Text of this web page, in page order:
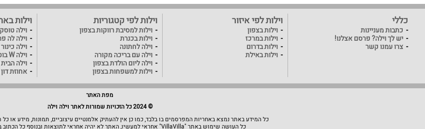
כללי
כתבות מעניינות
יש לך וילה? פרסם אצלנו!
צרו עמנו קשר
וילות לפי איזור
וילות בצפון
וילות במרכז
וילות בדרום
וילות באילת
וילות לפי קטגוריות
וילות למסיבת רווקות בצפון
וילות בכנרת
וילה לחתונה
וילה עם בריכה מקורה
וילה ליום הולדת בצפון
וילות למשפחות בצפון
וילות
וילה
וילה לה
וילה
וילה W בוטיק
וילה
אחוזת
מפת האתר
© 2024 כל הזכויות שמורות לאתר וילה וילה
כל המידע באתר נמצא באחריות המפרסמים בו בלבד, כמו כן אין להעתיק אלמנטיים עיצוביים, תמונות, מידע או
כל העושה שימוש באתר "VillaVilla" אחראי למעשיו, האתר לא יהיה אחראי לתוצאות ובנוסף כל הכתוב בו הוא בגדר המלצה.